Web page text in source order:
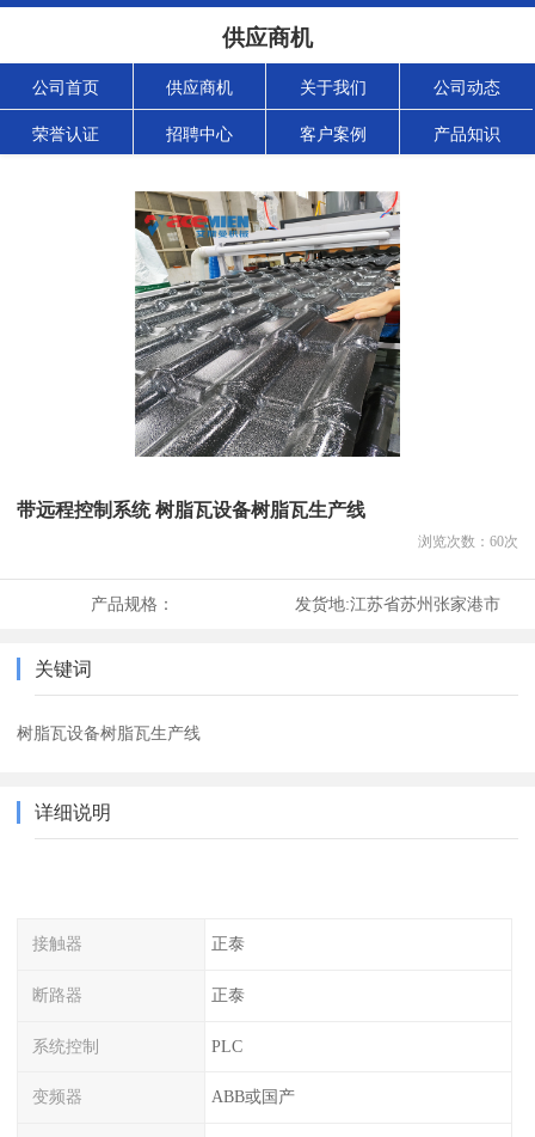
供应商机
公司首页 供应商机 关于我们 公司动态
荣誉认证 招聘中心 客户案例 产品知识
带远程控制系统 树脂瓦设备树脂瓦生产线
浏览次数： 60次
产品规格： 发货地:江苏省苏州张家港市
关键词
树脂瓦设备树脂瓦生产线
详细说明
接触器 正泰
断路器 正泰
系统控制 PLC
变频器 ABB或国产